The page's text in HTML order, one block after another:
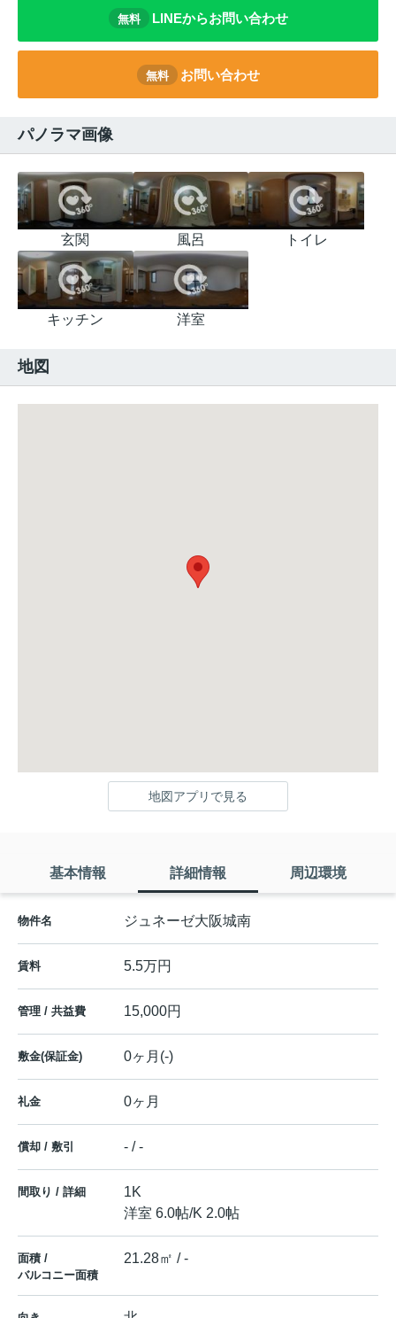
無料 LINEからお問い合わせ
無料 お問い合わせ
パノラマ画像
玄関 風呂 トイレ
キッチン 洋室
地図
地図アプリで見る
基本情報 詳細情報 周辺環境
物件名 ジュネーゼ大阪城南
賃料 5.5万円
管理 / 共益費 15,000円
敷金(保証金) 0ヶ月(-)
礼金 0ヶ月
償却 / 敷引 - / -
間取り / 詳細
1K
洋室 6.0帖/K 2.0帖
面積 /
バルコニー面積
21.28㎡ / -